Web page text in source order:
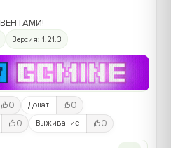
Версия: 1.21.3
0 Донат 0
0 Выживание 0